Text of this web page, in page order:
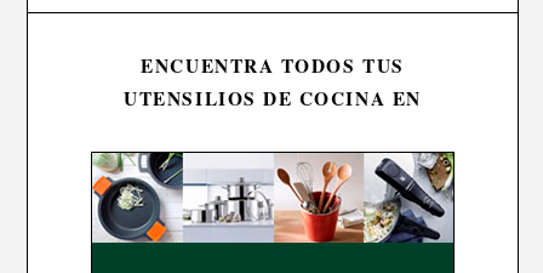
ENCUENTRA TODOS TUS
UTENSILIOS DE COCINA EN